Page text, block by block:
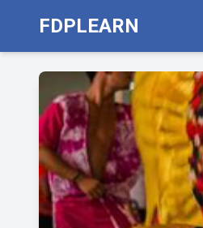
FDPLEARN